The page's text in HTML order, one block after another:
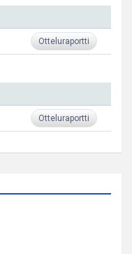
Otteluraportti
Otteluraportti